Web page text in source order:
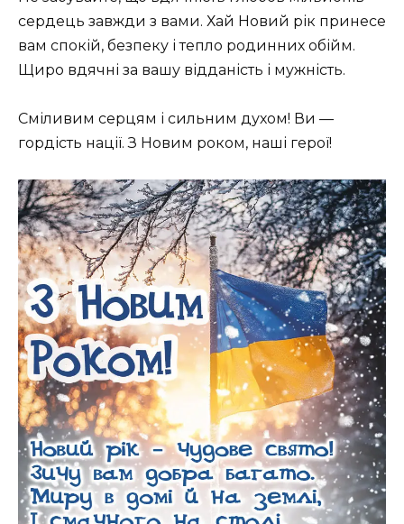
сердець завжди з вами. Хай Новий рік принесе
вам спокій, безпеку і тепло родинних обійм.
Щиро вдячні за вашу відданість і мужність.
Сміливим серцям і сильним духом! Ви —
гордість нації. З Новим роком, наші герої!